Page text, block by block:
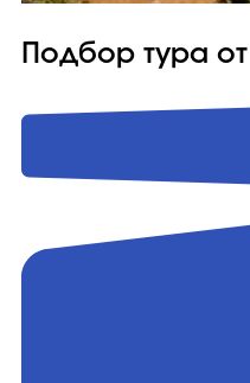
Подбор тура